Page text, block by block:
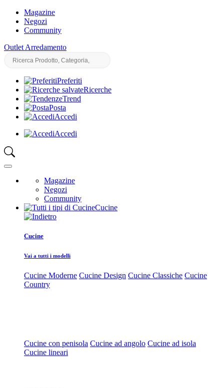
Magazine
Negozi
Community
Outlet Arredamento
Preferiti
Ricerche
Trend
Posta
Accedi
Accedi
Magazine
Negozi
Community
Cucine
Cucine
Vai a tutti i modelli
Cucine Moderne Cucine Design Cucine Classiche Cucine
Country
Cucine con penisola Cucine ad angolo Cucine ad isola
Cucine lineari